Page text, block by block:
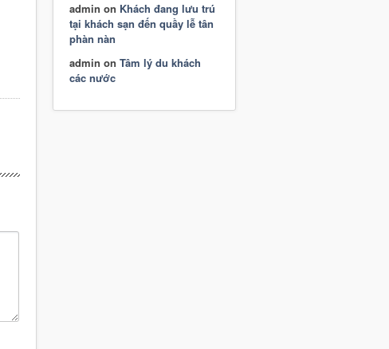
admin on Khách đang lưu trú
tại khách sạn đến quầy lễ tân
phàn nàn
admin on Tâm lý du khách
các nước